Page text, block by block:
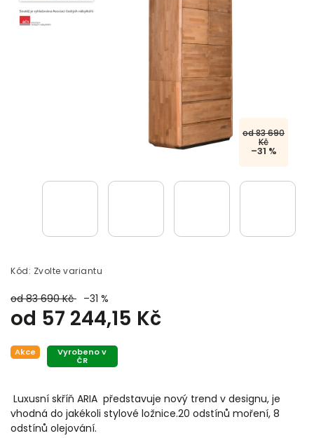
od 83 690
Kč
–31 %
Kód: Zvolte variantu
od 83 690 Kč –31 %
od 57 244,15 Kč
Akce Vyrobeno v
ČR
Luxusní skříň ARIA představuje nový trend v designu, je
vhodná do jakékoli stylové ložnice.20 odstínů moření, 8
odstínů olejování.